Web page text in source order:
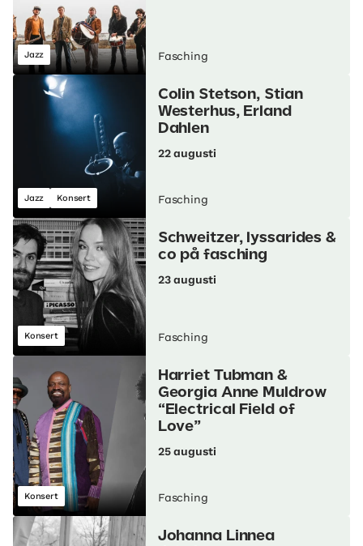
Jazz Fasching
Jazz Konsert
Colin Stetson, Stian
Westerhus, Erland
Dahlen
22 augusti
Fasching
Konsert
Schweitzer, lyssarides &
co på fasching
23 augusti
Fasching
Konsert
Harriet Tubman &
Georgia Anne Muldrow
“Electrical Field of
Love”
25 augusti
Fasching
Johanna Linnea